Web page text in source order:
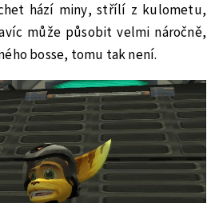
hází miny, střílí z kulometu,
může působit velmi náročně,
bosse, tomu tak není.